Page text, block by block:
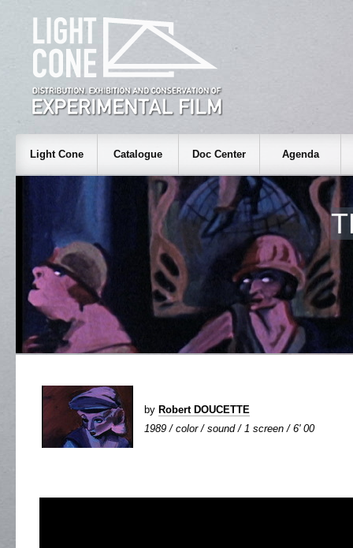
Light Cone Catalogue Doc Center Agenda
by Robert DOUCETTE
1989 / color / sound / 1 screen / 6' 00